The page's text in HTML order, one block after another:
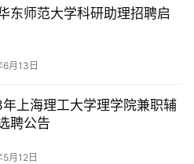
东师范大学科研助理招聘启
月13日
上海理工大学理学院兼职辅
聘公告
月12日